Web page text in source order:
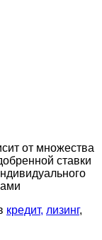
от множества
ставки
кредит, лизинг,